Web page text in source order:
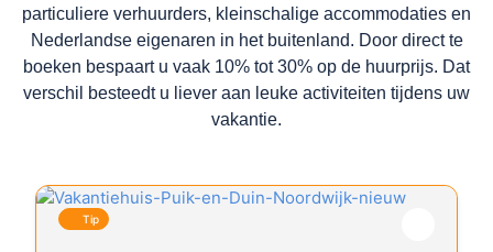
particuliere verhuurders, kleinschalige accommodaties en
Nederlandse eigenaren in het buitenland. Door direct te
boeken bespaart u vaak 10% tot 30% op de huurprijs. Dat
verschil besteedt u liever aan leuke activiteiten tijdens uw
vakantie.
Tip